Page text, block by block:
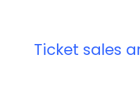
Ticket sales